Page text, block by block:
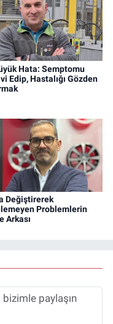
Hata: Semptomu
Edip, Hastalığı Gözden
Değiştirerek
Problemlerin
Arkası